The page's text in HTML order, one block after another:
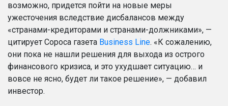
возможно, придется пойти на новые меры
ужесточения вследствие дисбалансов между
«странами-кредиторами и странами-должниками», —
цитирует Сороса газета Business Line. «К сожалению,
они пока не нашли решения для выхода из острого
финансового кризиса, и это ухудшает ситуацию… и
вовсе не ясно, будет ли такое решение», — добавил
инвестор.